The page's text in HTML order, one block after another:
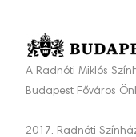
A Radnóti Miklós
Budapest Főváros
2017. Radnóti